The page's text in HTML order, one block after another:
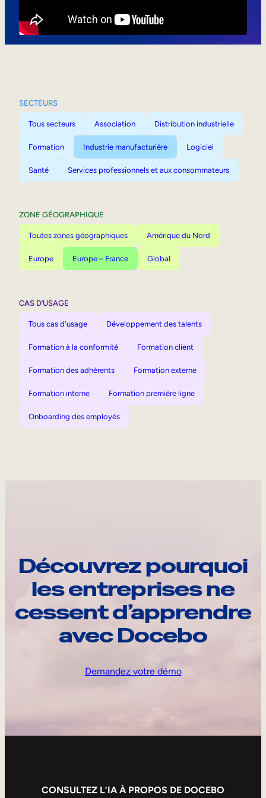
SECTEURS
Tous secteurs Association Distribution industrielle
Formation Industrie manufacturière Logiciel
Santé Services professionnels et aux consommateurs
ZONE GÉOGRAPHIQUE
Toutes zones géographiques Amérique du Nord
Europe Europe – France Global
CAS D’USAGE
Tous cas d'usage Développement des talents
Formation à la conformité Formation client
Formation des adhérents Formation externe
Formation interne Formation première ligne
Onboarding des employés
Découvrez pourquoi
les entreprises ne
cessent d’apprendre
avec Docebo
Demandez votre démo
CONSULTEZ L’IA À PROPOS DE DOCEBO